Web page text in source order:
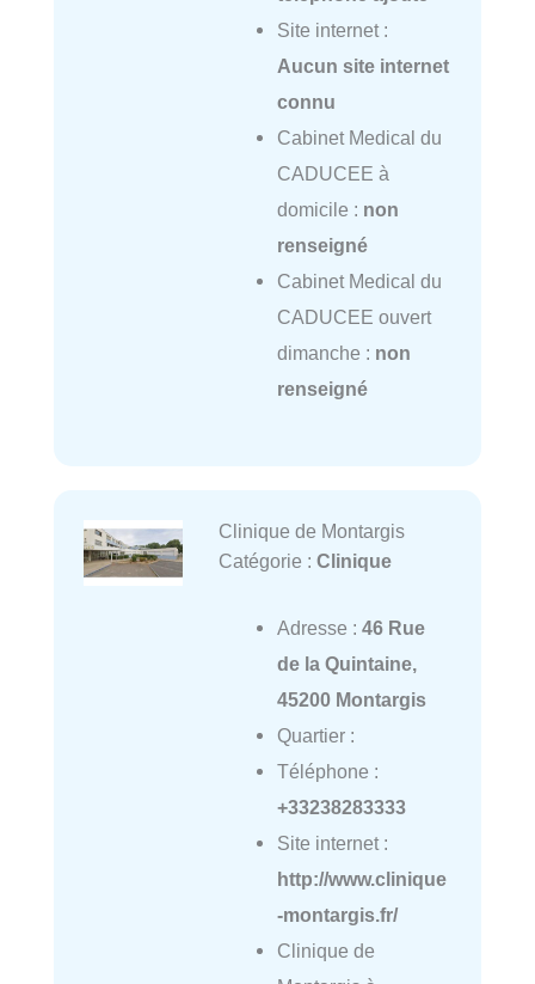
Site internet :
Aucun site internet
connu
Cabinet Medical du
CADUCEE à
domicile : non
renseigné
Cabinet Medical du
CADUCEE ouvert
dimanche : non
renseigné
Clinique de Montargis
Catégorie : Clinique
Adresse : 46 Rue
de la Quintaine,
45200 Montargis
Quartier :
Téléphone :
+33238283333
Site internet :
http://www.clinique
-montargis.fr/
Clinique de